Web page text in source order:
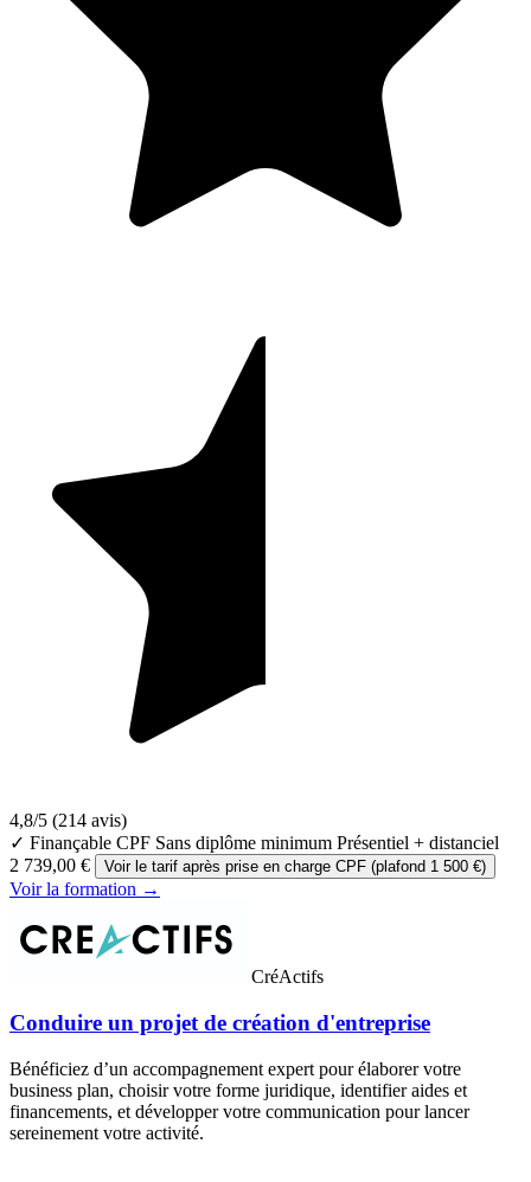
4,8/5 (214 avis)
✓ Finançable CPF Sans diplôme minimum Présentiel + distanciel
2 739,00 €
Voir le tarif après prise en charge CPF (plafond 1 500 €)
Voir la formation →
CréActifs
Conduire un projet de création d'entreprise
Bénéficiez d’un accompagnement expert pour élaborer votre
business plan, choisir votre forme juridique, identifier aides et
financements, et développer votre communication pour lancer
sereinement votre activité.